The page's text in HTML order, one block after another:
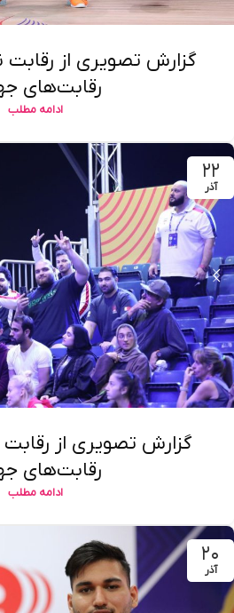
گزارش تصویری از رقابت
رقابت‌های
ادامه مطلب
۲۲
آذر
گزارش تصویری از رقابت
رقابت‌های
ادامه مطلب
۲۰
آذر